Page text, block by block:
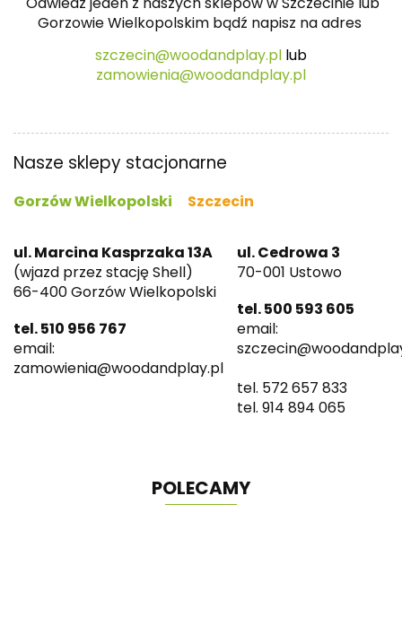
Gorzowie Wielkopolskim bądź napisz naadres
szczecin@woodandplay.pl lub
zamowienia@woodandplay.pl
Nasze sklepy stacjonarne
Gorzów Wielkopolski Szczecin
ul. Marcina Kasprzaka 13A
(wjazd przez stację Shell)
66-400 Gorzów Wielkopolski
tel. 510 956 767
email:
zamowienia@woodandplay.pl
ul. Cedrowa 3
70-001 Ustowo
tel. 500 593 605
email:
tel. 572 657 833
tel. 914 894 065
POLECAMY